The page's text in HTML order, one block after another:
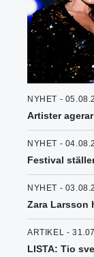
NYHET -
Artister
NYHET -
Festival
NYHET -
Zara Larsson
ARTIKEL -
LISTA: Tio